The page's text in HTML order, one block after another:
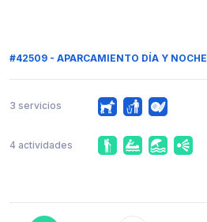
#42509 - APARCAMIENTO DÍA Y NOCHE
3 servicios
4 actividades